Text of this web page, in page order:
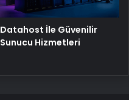
Datahost İle Güvenilir
Sunucu Hizmetleri